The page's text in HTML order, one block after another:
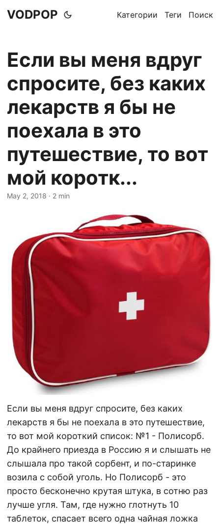
VODPOP Категории Теги Поиск
Если вы меня вдруг
спросите, без каких
лекарств я бы не
поехала в это
путешествие, то вот
мой коротк...
May 2, 2018 · 2 min
Если вы меня вдруг спросите, без каких
лекарств я бы не поехала в это путешествие,
то вот мой короткий список: №1 - Полисорб.
До крайнего приезда в Россию я и слышать не
слышала про такой сорбент, и по-старинке
возила с собой уголь. Но Полисорб - это
просто бесконечно крутая штука, в сотню раз
лучше угля. Там, где нужно глотнуть 10
таблеток, спасает всего одна чайная ложка